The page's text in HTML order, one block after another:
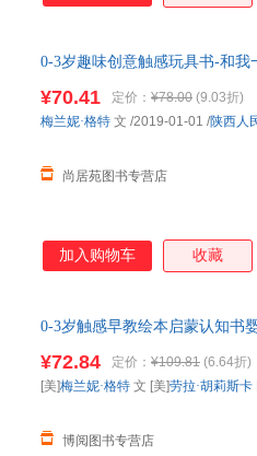
0-3岁趣味创意触感玩具书-和
¥70.41 定价： ¥78.00 (9.03折)
尚居苑图书专营店
梅兰妮·格特 文 /2019-01-01 /陕西人
加入购物车 收藏
0-3岁触感早教绘本启蒙认知书
¥72.84 定价： ¥109.81 (6.64折)
博阅图书专营店
[美]梅兰妮·格特 文 [美]劳拉·胡莉斯卡